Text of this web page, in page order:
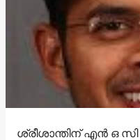
ശ്രീശാന്തിന് എന്‍ ഒ